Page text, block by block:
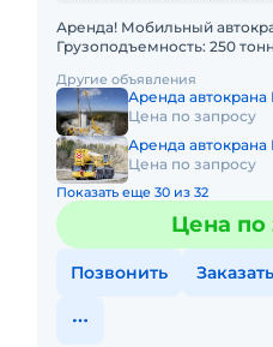
Аренда! Мобильный
Грузоподъемность: 250 тонн Длина стрелы: 72+22 м
регистраци
Другие объявления
Аренда автокрана
Цена по запросу
Аренда автокрана
Цена по запросу
Показать еще 30 из 32
Цена по
Позвонить Заказать